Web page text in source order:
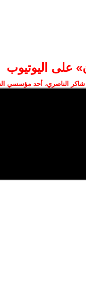
على اليوتيوب
الناصري، أحد مؤسسي